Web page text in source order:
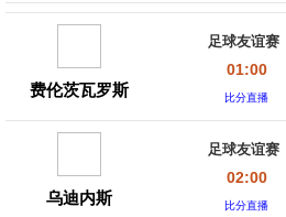
费伦茨瓦罗斯
足球友谊赛
01:00
比分直播
乌迪内斯
足球友谊赛
02:00
比分直播